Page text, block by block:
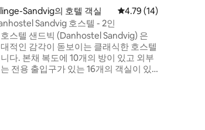
만점), 후기 4개
Sandvig의 호텔 객실 평점 4.79점(5점 만점
4.79 (14)
Sandvig 호스텔 - 2인
스텔 샌드빅 (Danhostel Sandvig) 은
적인 감각이 돋보이는 클래식한 호스텔
다. 본채 복도에 10개의 방이 있고 외부
전용 출입구가 있는 16개의 객실이 있